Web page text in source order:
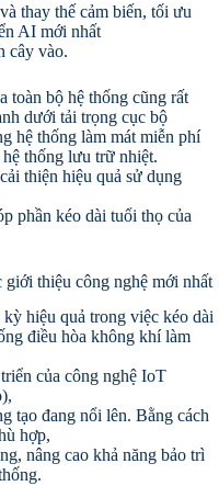
thay thế cảm biến, tối ưu
AI mới nhất
cây vào.
toàn bộ hệ thống cũng rất
dưới tải trọng cục bộ
hệ thống làm mát miễn phí
thống lưu trữ nhiệt.
thiện hiệu quả sử dụng
phần kéo dài tuổi thọ của
thiệu công nghệ mới nhất
hiệu quả trong việc kéo dài
điều hòa không khí làm
của công nghệ IoT
tạo đang nổi lên. Bằng cách
hợp,
nâng cao khả năng bảo trì